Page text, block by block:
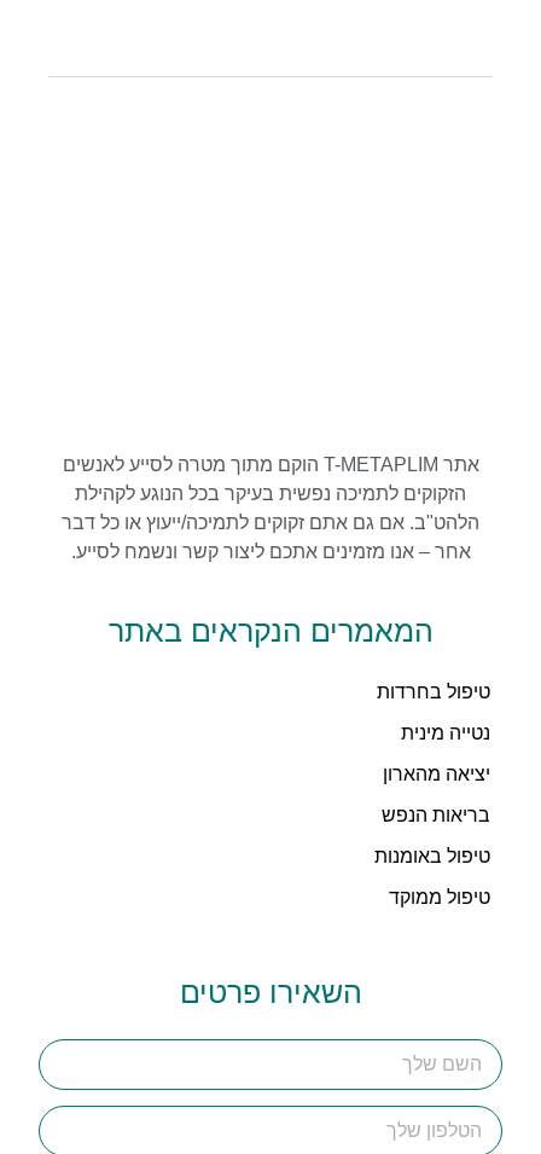
אתר T-METAPLIM הוקם מתוך מטרה לסייע לאנשים
הזקוקים לתמיכה נפשית בעיקר בכל הנוגע לקהילת
הלהט"ב. אם גם אתם זקוקים לתמיכה/ייעוץ או כל דבר
אחר – אנו מזמינים אתכם ליצור קשר ונשמח לסייע.
המאמרים הנקראים באתר
טיפול בחרדות
נטייה מינית
יציאה מהארון
בריאות הנפש
טיפול באומנות
טיפול ממוקד
השאירו פרטים